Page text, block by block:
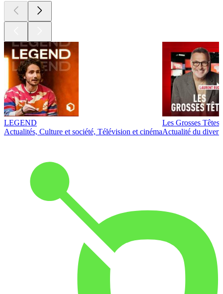
LEGEND
Actualités, Culture et société, Télévision et cinéma
Les Grosses Têtes
Actualité du